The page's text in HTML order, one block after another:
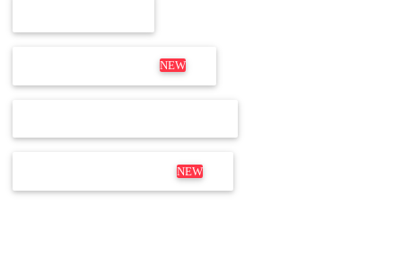
ОНОВЛЕННЯ MEDOCNEW
ДИСТРИБУТИВ М.Е.DOCNEW